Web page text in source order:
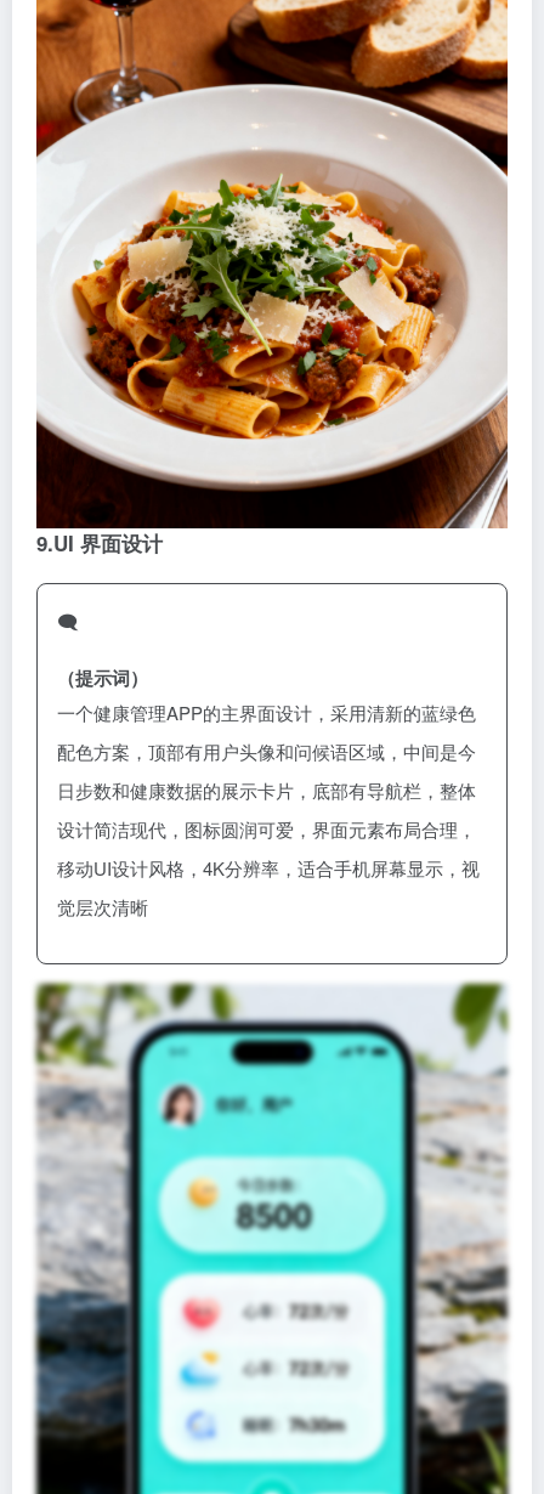
9.UI 界面设计
🗨️
（提示词）
一个健康管理APP的主界面设计，采用清新的蓝绿色
配色方案，顶部有用户头像和问候语区域，中间是今
日步数和健康数据的展示卡片，底部有导航栏，整体
设计简洁现代，图标圆润可爱，界面元素布局合理，
移动UI设计风格，4K分辨率，适合手机屏幕显示，视
觉层次清晰